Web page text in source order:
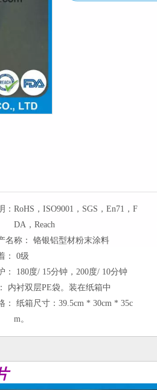
： RoHS，ISO9001，SGS，En71，F
DA，Reach
名称： 铬银铝型材粉末涂料
： 0级
： 180度/ 15分钟，200度/ 10分钟
内衬双层PE袋。装在纸箱中
：
纸箱尺寸：39.5cm * 30cm * 35c
m。